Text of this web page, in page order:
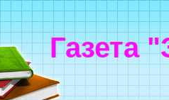
Газета